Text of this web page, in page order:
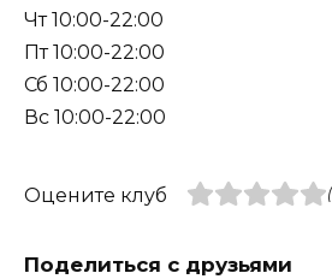
Чт 10:00-22:00
Пт 10:00-22:00
Сб 10:00-22:00
Вс 10:00-22:00
Оцените клуб
Поделиться с друзьями